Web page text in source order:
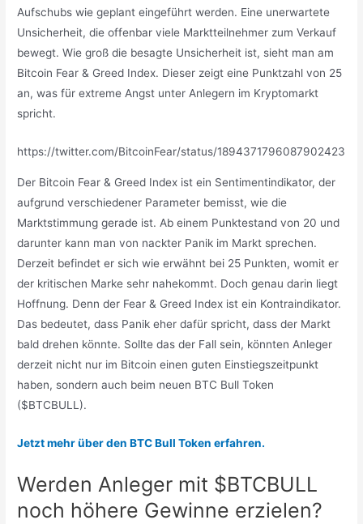
Aufschubs wie geplant eingeführt werden. Eine unerwartete
Unsicherheit, die offenbar viele Marktteilnehmer zum Verkauf
bewegt. Wie groß die besagte Unsicherheit ist, sieht man am
Bitcoin Fear & Greed Index. Dieser zeigt eine Punktzahl von 25
an, was für extreme Angst unter Anlegern im Kryptomarkt
spricht.
https://twitter.com/BitcoinFear/status/1894371796087902423
Der Bitcoin Fear & Greed Index ist ein Sentimentindikator, der
aufgrund verschiedener Parameter bemisst, wie die
Marktstimmung gerade ist. Ab einem Punktestand von 20 und
darunter kann man von nackter Panik im Markt sprechen.
Derzeit befindet er sich wie erwähnt bei 25 Punkten, womit er
der kritischen Marke sehr nahekommt. Doch genau darin liegt
Hoffnung. Denn der Fear & Greed Index ist ein Kontraindikator.
Das bedeutet, dass Panik eher dafür spricht, dass der Markt
bald drehen könnte. Sollte das der Fall sein, könnten Anleger
derzeit nicht nur im Bitcoin einen guten Einstiegszeitpunkt
haben, sondern auch beim neuen BTC Bull Token
($BTCBULL).
Jetzt mehr über den BTC Bull Token erfahren.
Werden Anleger mit $BTCBULL
noch höhere Gewinne erzielen?